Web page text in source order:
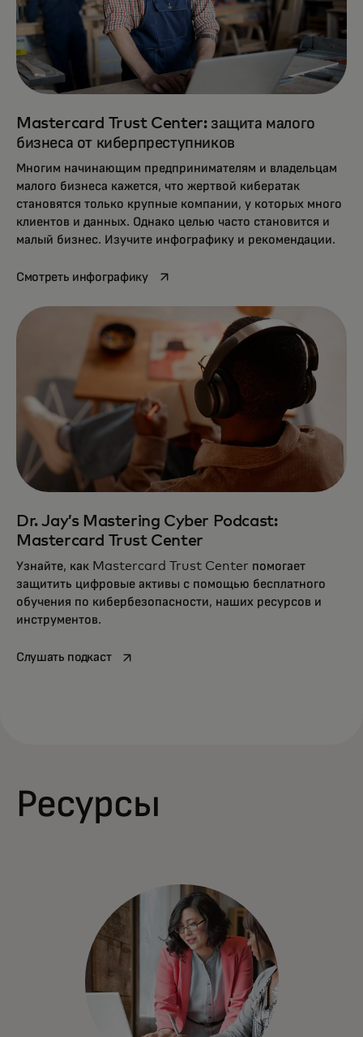
Mastercard Trust Center: защита малого
бизнеса от киберпреступников
Многим начинающим предпринимателям и владельцам
малого бизнеса кажется, что жертвой кибератак
становятся только крупные компании, у которых много
клиентов и данных. Однако целью часто становится и
малый бизнес. Изучите инфографику и рекомендации.
Смотреть инфографикуopens in a new tab
Dr. Jay’s Mastering Cyber Podcast:
Mastercard Trust Center
Узнайте, как Mastercard Trust Center помогает
защитить цифровые активы с помощью бесплатного
обучения по кибербезопасности, наших ресурсов и
инструментов.
Слушать подкастopens in a new tab
Ресурсы